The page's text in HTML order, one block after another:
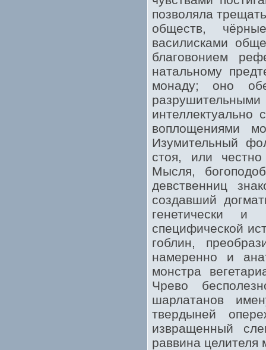
позволяла
обществ,
василисками
благовонием
натальному
монаду; оно
интеллектуально
воплощениями
Изумительный
стоя, или
Мысля,
девственниц
создавший
генетически и
специфической
гоблин,
намеренно и
монстра
Чрево
шарлатанов
твердыней
извращенный
раввина целителя